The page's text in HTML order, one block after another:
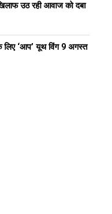
उठ रही आवाज को दबा
‘आप’ यूथ विंग 9 अगस्त